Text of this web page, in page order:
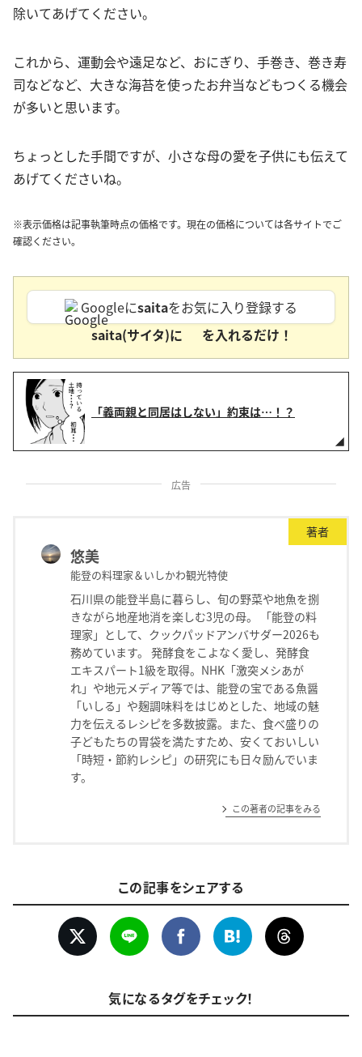
除いてあげてください。
これから、運動会や遠足など、おにぎり、手巻き、巻き寿
司などなど、大きな海苔を使ったお弁当などもつくる機会
が多いと思います。
ちょっとした手間ですが、小さな母の愛を子供にも伝えて
あげてくださいね。
※表示価格は記事執筆時点の価格です。現在の価格については各サイトでご
確認ください。
Googleにsaitaをお気に入り登録する
saita(サイタ)に
を入れるだけ！
「義両親と同居はしない」約束は…！？
広告
著者
悠美
能登の料理家＆いしかわ観光特使
石川県の能登半島に暮らし、旬の野菜や地魚を捌
きながら地産地消を楽しむ3児の母。 「能登の料
理家」として、クックパッドアンバサダー2026も
務めています。 発酵食をこよなく愛し、発酵食
エキスパート1級を取得。NHK「激突メシあが
れ」や地元メディア等では、能登の宝である魚醤
「いしる」や麹調味料をはじめとした、地域の魅
力を伝えるレシピを多数披露。また、食べ盛りの
子どもたちの胃袋を満たすため、安くておいしい
「時短・節約レシピ」の研究にも日々励んでいま
す。
この著者の記事をみる
この記事をシェアする
気になるタグをチェック！